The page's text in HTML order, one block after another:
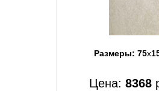
Размеры: 75x
Цена: 8368